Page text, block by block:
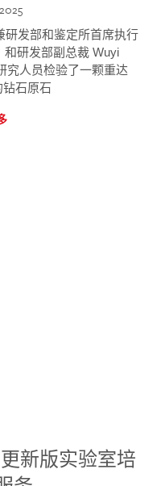
研发部和鉴定所首席执行
和研发部副总裁 Wuyi
究人员检验了一颗重达
钻石原石
更新版实验室培